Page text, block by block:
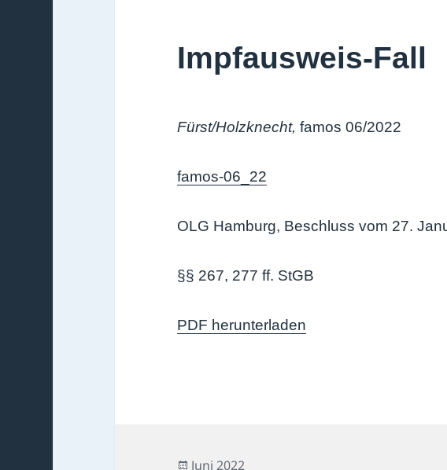
Impfausweis-Fall
Fürst/Holzknecht,famos 06/2022
famos-06_22
OLG Hamburg, Beschluss vom 27.
§§ 267, 277 ff. StGB
PDF herunterladen
Veröffentlicht
Juni 2022